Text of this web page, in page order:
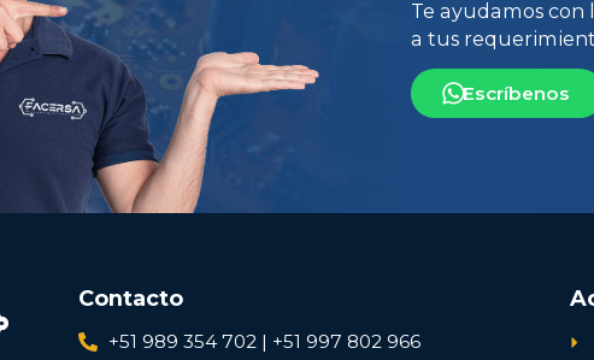
Escríbenos
Contacto
+51 989 354 702 | +51 997 802 966